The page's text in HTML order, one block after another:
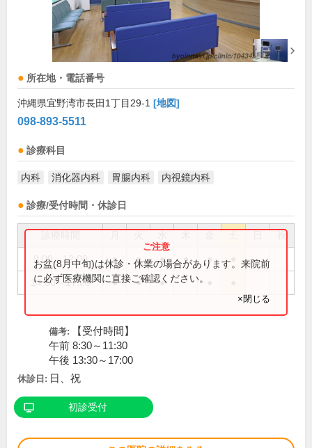
所在地・電話番号
沖縄県宜野湾市長田1丁目29-1 [地図]
098-893-5511
診療科目
内科 消化器内科 胃腸内科 内視鏡内科
診療/受付時間・休診日
祝
9:00～12:00 ● ● ● ● ●
14:00～17:00 ● ● ●
お盆(8月中旬)は休診・休業の場合があります。来院前
に必ず医療機関に直接ご確認ください。
×閉じる
備考:
【受付時間】
午前 8:30～11:30
午後 13:30～17:00
休診日: 日、祝
初診受付